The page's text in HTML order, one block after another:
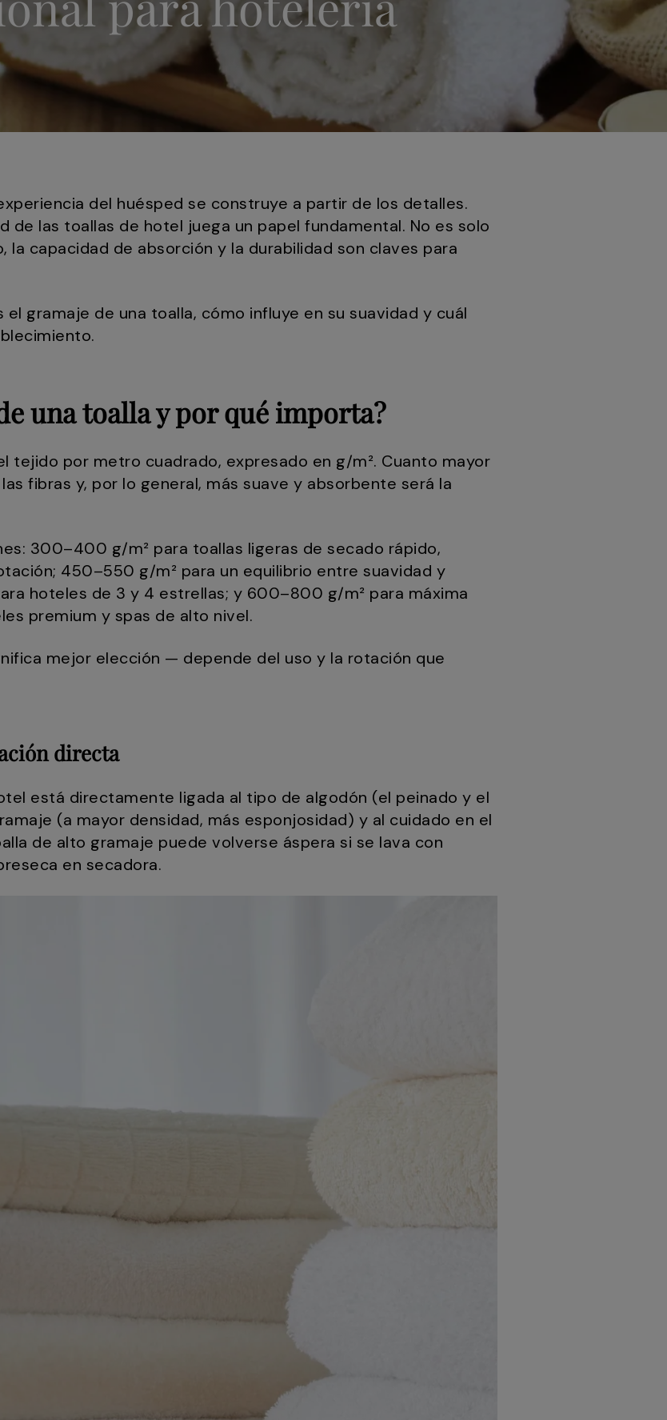
del huésped se construye a partir de los detalles.
de las toallas de hotel juega un papel fundamental. No es solo
la capacidad de absorción y la durabilidad son claves para
gramaje de una toalla, cómo influye en su suavidad y cuál
una toalla y por qué importa?
tejido por metro cuadrado, expresado en g/m². Cuanto mayor
fibras y, por lo general, más suave y absorbente será la
300–400 g/m² para toallas ligeras de secado rápido,
450–550 g/m² para un equilibrio entre suavidad y
hoteles de 3 y 4 estrellas; y 600–800 g/m² para máxima
premium y spas de alto nivel.
mejor elección — depende del uso y la rotación que
directa
está directamente ligada al tipo de algodón (el peinado y el
(a mayor densidad, más esponjosidad) y al cuidado en el
de alto gramaje puede volverse áspera si se lava con
en secadora.